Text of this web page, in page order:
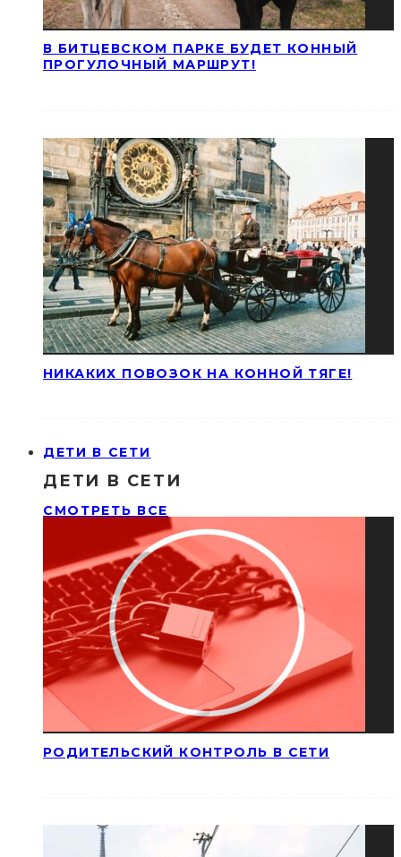
В БИТЦЕВСКОМ ПАРКЕ БУДЕТ КОННЫЙ
ПРОГУЛОЧНЫЙ МАРШРУТ!
НИКАКИХ ПОВОЗОК НА КОННОЙ ТЯГЕ!
ДЕТИ В СЕТИ
ДЕТИ В СЕТИ
СМОТРЕТЬ ВСЕ
РОДИТЕЛЬСКИЙ КОНТРОЛЬ В СЕТИ